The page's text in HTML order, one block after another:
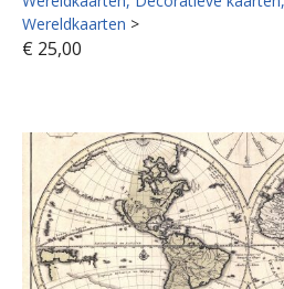
Wereldkaarten >
€ 25,00